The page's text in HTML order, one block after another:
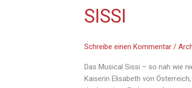
SISSI
Schreibe einen Kommentar /
Das Musical Sissi – so nah wie
Kaiserin Elisabeth von